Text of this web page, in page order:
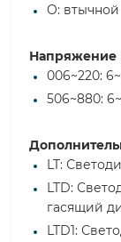
O: втычной
Напряжение
006~220:
506~880:
LT:
LTD:
гасящий
LTD1: